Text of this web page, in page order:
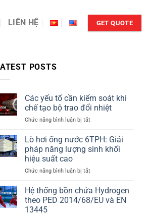
LIÊN HỆ GET QUOTE
POSTS
Các yếu tố cần kiểm soát khi
chế tạo bộ trao đổi nhiệt
Chức năng bình luận bị tắtở
yếu
tố
cần
soát
chế
tạo
bộ
Lò hơi ống nước 6TPH: Giải
pháp năng lượng sinh khối
hiệu suất cao
Chức năng bình luận bị tắtở
hơi
ống
nước
Hệ thống bồn chứa Hydrogen
theo PED 2014/68/EU và EN
13445